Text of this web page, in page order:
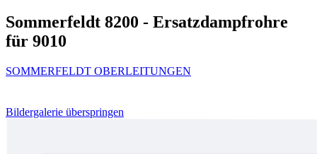
Sommerfeldt 8200 - Ersatzdampfrohre
für 9010
SOMMERFELDT OBERLEITUNGEN
Bildergalerie überspringen